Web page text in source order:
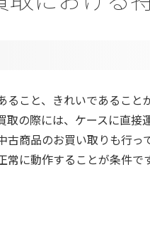
こと、きれいであること
の際には、ケースに直
商品のお買い取りも行っ
に動作することが条件で